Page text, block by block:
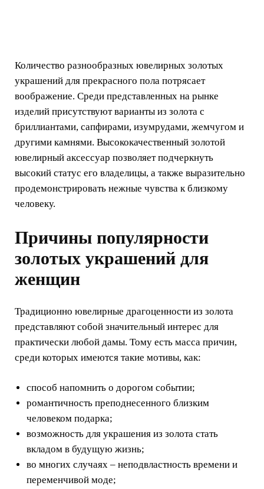
Количество разнообразных ювелирных золотых
украшений для прекрасного пола потрясает
воображение. Среди представленных на рынке
изделий присутствуют варианты из золота с
бриллиантами, сапфирами, изумрудами, жемчугом и
другими камнями. Высококачественный золотой
ювелирный аксессуар позволяет подчеркнуть
высокий статус его владелицы, а также выразительно
продемонстрировать нежные чувства к близкому
человеку.
Причины популярности
золотых украшений для
женщин
Традиционно ювелирные драгоценности из золота
представляют собой значительный интерес для
практически любой дамы. Тому есть масса причин,
среди которых имеются такие мотивы, как:
способ напомнить о дорогом событии;
романтичность преподнесенного близким
человеком подарка;
возможность для украшения из золота стать
вкладом в будущую жизнь;
во многих случаях – неподвластность времени и
переменчивой моде;